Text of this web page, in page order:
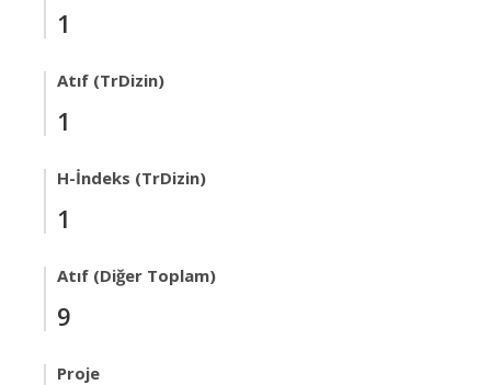
1
Atıf (TrDizin)
1
H-İndeks (TrDizin)
1
Atıf (Diğer Toplam)
9
Proje